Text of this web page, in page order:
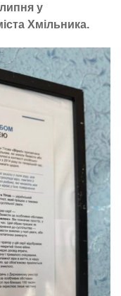
у
Хмільника.